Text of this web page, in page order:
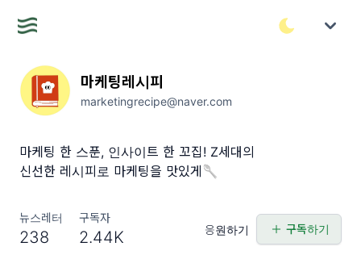
마케팅레시피
marketingrecipe@naver.com
마케팅 한 스푼, 인사이트 한 꼬집! Z세대의
신선한 레시피로 마케팅을 맛있게🥄
뉴스레터
238
구독자
2.44K 응원하기 구독하기